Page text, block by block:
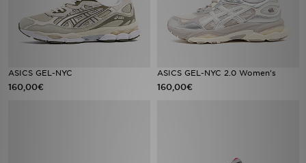
ASICS GEL-NYC
160,00€
ASICS GEL-NYC 2.0 Women's
160,00€